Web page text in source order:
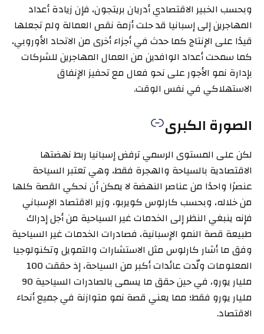
وبحسب الخبير الاقتصادي أدريان بريتجون، فإن زيادة أعداد
المهاجرين إلى إسبانيا قد حلت أزمة نقص العمالة ولم تجعلها
قيدًا على الإنتاج كما حدث في أجزاء أخرى من الاتحاد الأوروبي،
كما سمحت أعداد الوافدين من العمال المهاجرين للشركات
بإدارة نمو الأجور على نحو فعال مع تحفيز الإنفاق
الاستهلاكي في نفس الوقت.
الصورة الكبرى
لكن على المستوى الرسمي ترفض إسبانيا ربط نهضتها
الاقتصادية بالسياحة والهجرة فقط، وهي تعتبر السياحة
عنصرًا واحدًا من عناصر النهضة لا يمكن أن نحكي القصة كلها
من خلاله، وبحسب كارلوس كويربو، وزير الاقتصاد الإسباني
فإنه ينبغي النظر إلى الخدمات غير السياحية من أجل إدراك
طبيعة قصة النمو الإسبانية، فصادرات الخدمات غير السياحية
وفق ما أشار كارلوس مثل الاستشارات والتمويل وتكنولوجيا
المعلومات ولّدت عائدات أكبر من السياحة، إذ حققت 100
مليار يورو، في حين حقق ما يسمى بالصادرات السياحية 90
مليار يورو فقط؛ مما يعني قصة نمو متوازنة في جميع أنحاء
الاقتصاد.